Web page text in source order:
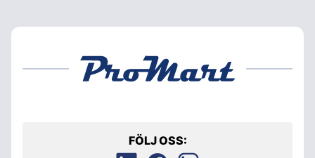
FÖLJ OSS: